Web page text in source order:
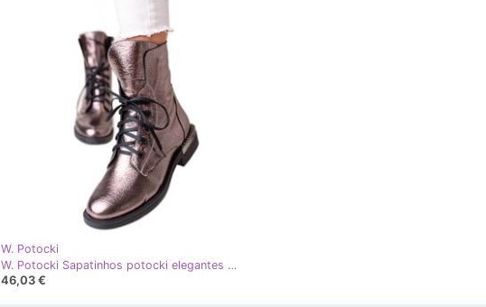
W. Potocki
W. Potocki Sapatinhos potocki elegantes com cordões rosa
46,03 €